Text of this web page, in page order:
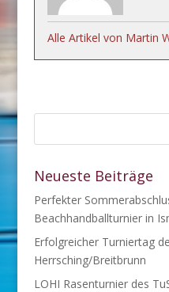
Alle Artikel von Martin
Neueste Beiträge
Perfekter
Beachhandballturnier in
Erfolgreicher Turniertag
Herrsching/Breitbrunn
LOHI Rasenturnier des